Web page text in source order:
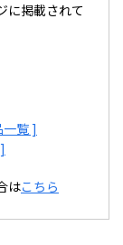
に掲載されて
覧 ]
はこちら